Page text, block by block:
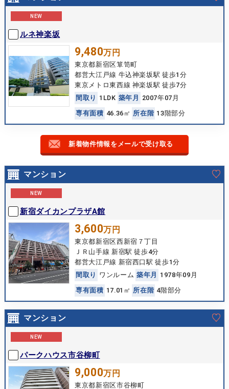
NEW
ルネ神楽坂
9,480万円
東京都新宿区箪笥町
都営大江戸線 牛込神楽坂駅 徒歩1分
東京メトロ東西線 神楽坂駅 徒歩7分
間 取 り 1LDK 築年 月
2007年07月
専有面積 46.36㎡ 所在 階 13階部分
新着物件情報をメールで受け取る
マンション
NEW
新宿ダイカンプラザA館
3,600万円
東京都新宿区西新宿７丁目
ＪＲ山手線 新宿駅 徒歩4分
都営大江戸線 新宿西口駅 徒歩1分
間 取 り ワンルーム 築年月
1978年09月
専有面積 17.01㎡ 所在 階 4階部分
マンション
NEW
パークハウス市谷柳町
9,000万円
東京都新宿区市谷柳町